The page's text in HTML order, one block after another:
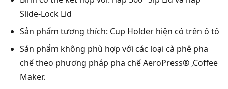
Slide-Lock Lid
Sản phẩm tương thích: Cup Holder hiện có trên ô tô
Sản phẩm không phù hợp với các loại cà phê pha
chế theo phương pháp pha chế AeroPress® ,Coffee
Maker.